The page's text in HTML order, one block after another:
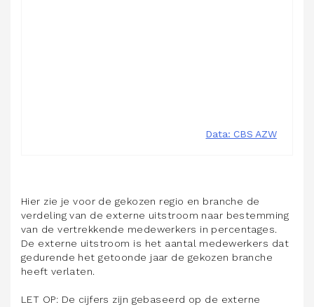
Hier zie je voor de gekozen regio en branche de
verdeling van de externe uitstroom naar bestemming
van de vertrekkende medewerkers in percentages.
De externe uitstroom is het aantal medewerkers dat
gedurende het getoonde jaar de gekozen branche
heeft verlaten.
LET OP: De cijfers zijn gebaseerd op de externe